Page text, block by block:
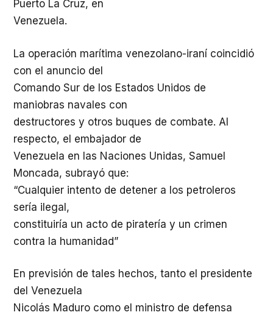
Puerto La Cruz, en
Venezuela.
La operación marítima venezolano-iraní coincidió
con el anuncio del
Comando Sur de los Estados Unidos de
maniobras navales con
destructores y otros buques de combate. Al
respecto, el embajador de
Venezuela en las Naciones Unidas, Samuel
Moncada, subrayó que:
“Cualquier intento de detener a los petroleros
sería ilegal,
constituiría un acto de piratería y un crimen
contra la humanidad”
En previsión de tales hechos, tanto el presidente
del Venezuela
Nicolás Maduro como el ministro de defensa